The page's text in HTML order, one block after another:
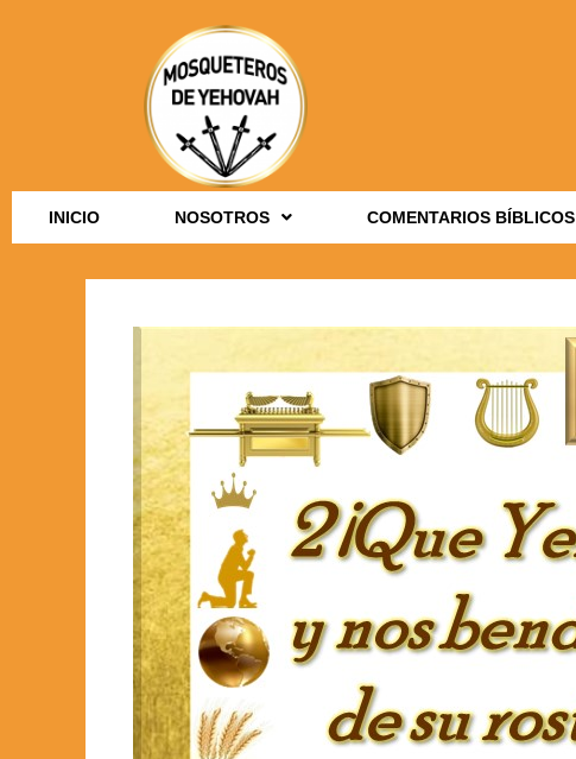
INICIO NOSOTROS COMENTARIOS BÍBLICOS